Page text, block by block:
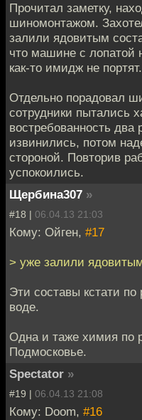
Прочитал заметку,
шиномонтажом.
залили ядовитым
что машине с лопатой
как-то имидж не портят.
Отдельно порадовал
сотрудники пытались
востребованность два
извинились, потом
стороной. Повторив
успокоились.
Щербина307 »
#18 | 06.04.13 21:03
Кому: Ойген, #17
> уже залили
Эти составы кстати
воде.
Одна и таже химия по
Подмосковье.
Spectator »
#19 | 06.04.13 21:08
Кому: Doom, #16